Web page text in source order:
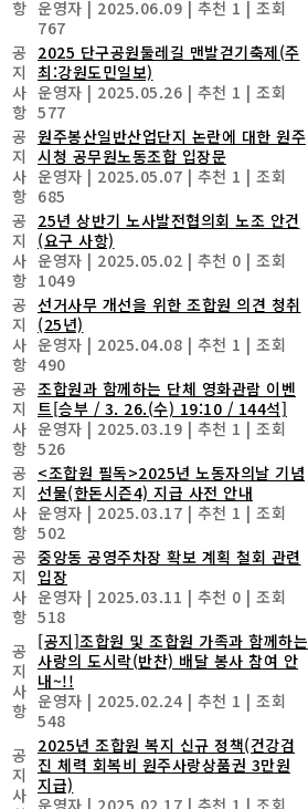
항 운영자 | 2025.06.09 | 추천 1 | 조회
767
공
지
사
항
2025 단구공원둘레길 맨발걷기축제(주
최:강원도민일보)
운영자 | 2025.05.26 | 추천 1 | 조회
577
공
지
사
항
원주봉산일반산업단지 논란에 대한 원주
시청 공무원노동조합 입장문
운영자 | 2025.05.07 | 추천 1 | 조회
685
공
지
사
항
25년 상반기 노사발전협의회 노조 안건
(요구 사항)
운영자 | 2025.05.02 | 추천 0 | 조회
1049
공
지
사
항
선거사무 개선을 위한 조합원 의견 청취
(25년)
운영자 | 2025.04.08 | 추천 1 | 조회
490
공
지
사
항
조합원과 함께하는 단체 영화관람 이벤
트[승부 / 3. 26.(수) 19:10 / 144석]
운영자 | 2025.03.19 | 추천 1 | 조회
526
공
지
사
항
<조합원 필독>2025년 노동자의날 기념
선물(한돈시즌4) 지급 사전 안내
운영자 | 2025.03.17 | 추천 1 | 조회
502
공
지
사
항
중앙동 공영주차장 확보 계획 철회 관련
입장
운영자 | 2025.03.11 | 추천 0 | 조회
518
공
지
사
항
[공지]조합원 및 조합원 가족과 함께하는
사랑의 도시락(반찬) 배달 봉사 참여 안
내~!!
운영자 | 2025.02.24 | 추천 1 | 조회
548
공
지
사
2025년 조합원 복지 신규 정책(건강검
진 체력 회복비 원주사랑상품권 3만원
지급)
운영자 | 2025.02.17 | 추천 1 | 조회